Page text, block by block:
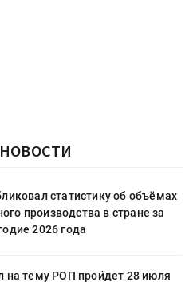
статистику об объёмах
производства в стране за
2026 года
на тему РОП пройдет 28 июля